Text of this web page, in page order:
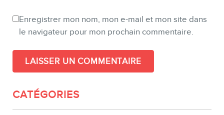
Enregistrer mon nom, mon e-mail et mon site dans
le navigateur pour mon prochain commentaire.
CATÉGORIES